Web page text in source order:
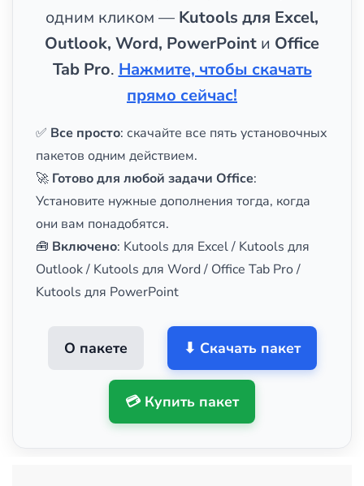
одним кликом — Kutools для Excel,
Outlook, Word, PowerPoint и Office
Tab Pro. Нажмите, чтобы скачать
прямо сейчас!
✅ Все просто: скачайте все пять установочных
пакетов одним действием.
🚀 Готово для любой задачи Office:
Установите нужные дополнения тогда, когда
они вам понадобятся.
🧰 Включено: Kutools для Excel / Kutools для
Outlook / Kutools для Word / Office Tab Pro /
Kutools для PowerPoint
О пакете ⬇ Скачать пакет
💳 Купить пакет